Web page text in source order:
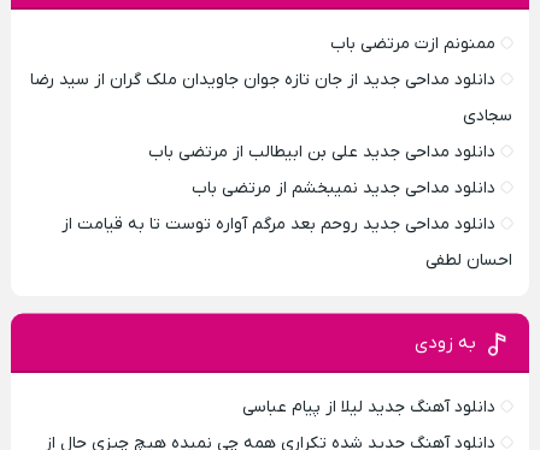
ممنونم ازت مرتضی باب
دانلود مداحی جدید از جان تازه جوان جاویدان ملک گران از سید رضا
سجادی
دانلود مداحی جدید علی بن ابیطالب از مرتضی باب
دانلود مداحی جدید نمیبخشم از مرتضی باب
دانلود مداحی جدید روحم بعد مرگم آواره توست تا به قیامت از
احسان لطفی
به زودی
دانلود آهنگ جدید لیلا از پیام عباسی
دانلود آهنگ جدید شده تکراری همه چی نمیده هیچ چیزی حال از